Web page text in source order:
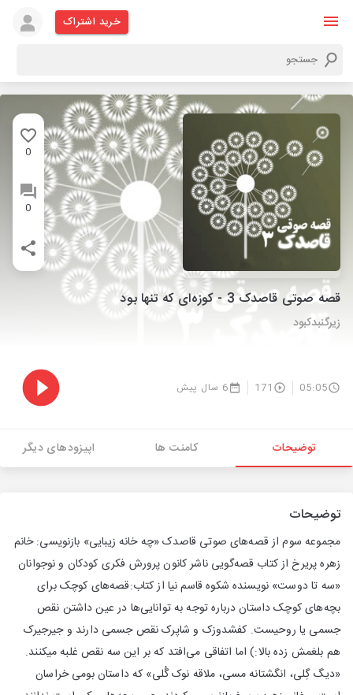
خرید اشتراک
0
0
قصه صوتی قاصدک 3 - کوزه‌ای که تنها بود
زیرگنبدکبود
05:05
171 6 سال پیش
توضیحات کامنت ها اپیزودهای دیگر
توضیحات
مجموعه سوم از قصه‌های صوتی قاصدک «چه خانه زیبایی» بازنویسی: خانم
زهره پریرخ از کتاب قصه‌گویی ناشر کانون پرورش فکری کودکان و نوجوانان
«سه تا دوست» نویسنده شکوه قاسم نیا از کتاب:قصه‌های کوچک برای
بچه‌های کوچک داستان درباره توجه به توانایی‌ها در عین داشتن نقص
جسمی یا روحیست. کفشدوزک و شاپرک نقص جسمی دارند و جیرجیرک
هم بلغمش زده بالا:) اما اتفاقی می‌افتد که بر این سه نقص غلبه میکنند.
«دیگ گِلی، انگشتانه مسی، ملاقه نوک گُلی» که داستان بومی خراسان